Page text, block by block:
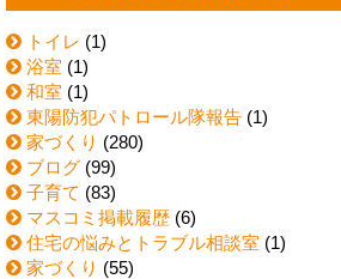
トイレ (1)
浴室 (1)
和室 (1)
東陽防犯パトロール隊報告 (1)
家づくり (280)
ブログ (99)
子育て (83)
マスコミ掲載履歴 (6)
住宅の悩みとトラブル相談室 (1)
家づくり (55)